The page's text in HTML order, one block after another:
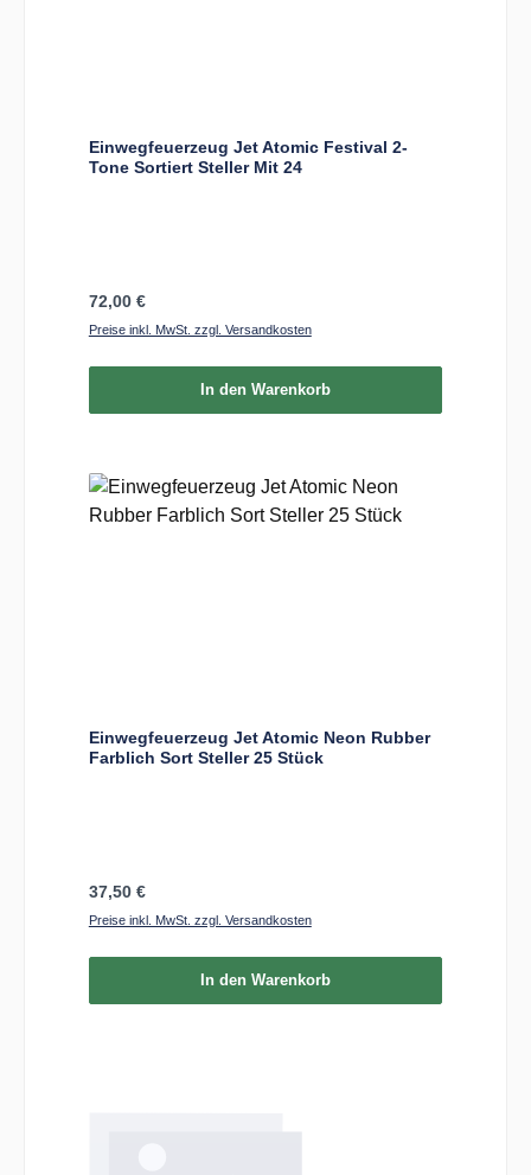
Einwegfeuerzeug Jet Atomic Festival 2-
Tone Sortiert Steller Mit 24
Regulärer Preis:
72,00 €
Preise inkl. MwSt. zzgl. Versandkosten
In den Warenkorb
Einwegfeuerzeug Jet Atomic Neon Rubber
Farblich Sort Steller 25 Stück
Regulärer Preis:
37,50 €
Preise inkl. MwSt. zzgl. Versandkosten
In den Warenkorb